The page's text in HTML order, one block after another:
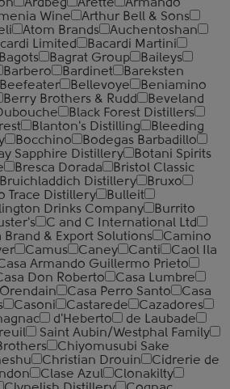
Ardbeg Arette
Armando
Wine
Arthur Bell & Sons
Atom Brands
Auchentoshan
Limited
Bacardi Martini
Bagots Bagrat Group
Baileys
Barbero Bardinet
Bareksten
Beefeater Bellevoye
Beniamino
Berry Brothers & Rudd
Beveland
Black Forest Distillers
Blanton's Distilling
Bleeding
Bocchino
Bodegas Barbadillo
Sapphire Distillery
Botani Spirits
Bresca Dorada
Bristol Classic
Bruichladdich Distillery
Bruxo
Trace Distillery
Bulleit
Drinks Company
Burrito
C and C International Ltd
Brand & Export Solutions
Camino
Camus Caney Canti
Caol Ila
Armando Guillermo Prieto
Don Roberto
Casa Lumbre
Casa Perro Santo
Casa
Casoni Castarede
Cazadores
d'Heberto
de Laubade
Saint Aubin/Westphal Family
Chiyomusubi Sake
Christian Drouin
Cidrerie de
Clase Azul
Clonakilty